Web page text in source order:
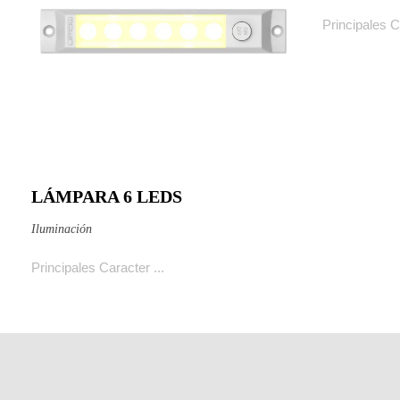
LÁMPARA 6 LEDS
Iluminación
Principales Caracter ...
Ver producto
Principales